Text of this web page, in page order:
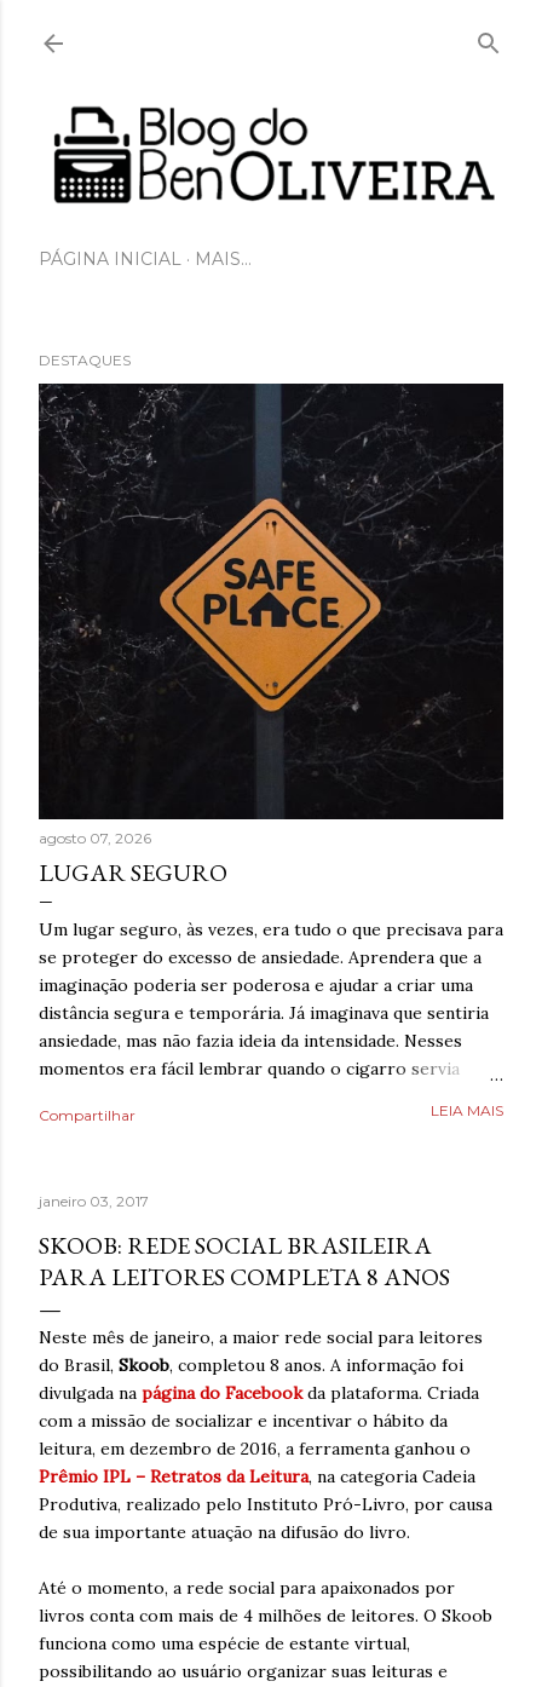
PÁGINA INICIAL MAIS…
DESTAQUES
agosto 07, 2026
LUGAR SEGURO
Um lugar seguro, às vezes, era tudo o que precisava para
se proteger do excesso de ansiedade. Aprendera que a
imaginação poderia ser poderosa e ajudar a criar uma
distância segura e temporária. Já imaginava que sentiria
ansiedade, mas não fazia ideia da intensidade. Nesses
momentos era fácil lembrar quando o cigarro servia
aprender a lidar com isso livre de nicotina. Caminhar,
para se distrair. Existia um limite de quanto era possível
diminuir a ansiedade, mas cada pequena coisa fazia toda
ninguém. Então, temporariamente se imaginar em um
lugar seguro poderia fazer toda diferença. Era algo que
muita gente já fazia de forma intuitiva, mas que ao
reaprender ganha um novo significado. Após dias sem
escrever, estava sentindo falta de brincar com as
palavras. A verdade é qu...
Compartilhar LEIA MAIS
janeiro 03, 2017
SKOOB: REDE SOCIAL BRASILEIRA
PARA LEITORES COMPLETA 8 ANOS
Neste mês de janeiro, a maior rede social para leitores
do Brasil, Skoob, completou 8 anos. A informação foi
divulgada na página do Facebookda plataforma. Criada
com a missão de socializar e incentivar o hábito da
leitura, em dezembro de 2016, a ferramenta ganhou o
Prêmio IPL – Retratos da Leitura, na categoria Cadeia
Produtiva, realizado pelo Instituto Pró-Livro, por causa
de sua importante atuação na difusão do livro.
Até o momento, a rede social para apaixonados por
livros conta com mais de 4 milhões de leitores. O Skoob
funciona como uma espécie de estante virtual,
possibilitando ao usuário organizar suas leituras e